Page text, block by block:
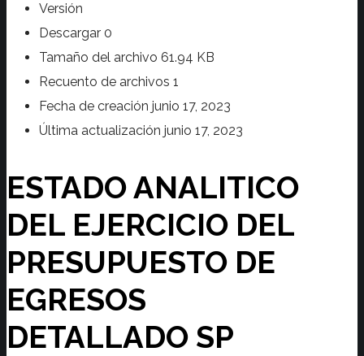
Versión
Descargar 0
Tamaño del archivo 61.94 KB
Recuento de archivos 1
Fecha de creación junio 17, 2023
Última actualización junio 17, 2023
ESTADO ANALITICO
DEL EJERCICIO DEL
PRESUPUESTO DE
EGRESOS
DETALLADO SP